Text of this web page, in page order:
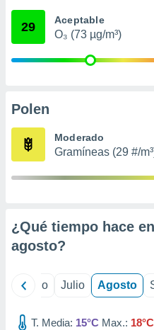
mediante
publicidad
de
29 Aceptable
O₃ (73 µg/m³)
Polen
Moderado
Gramíneas (29 #/
¿Qué tiempo hace
agosto?
Junio Julio Agosto
T. Media: 15°C Max.: 18°C